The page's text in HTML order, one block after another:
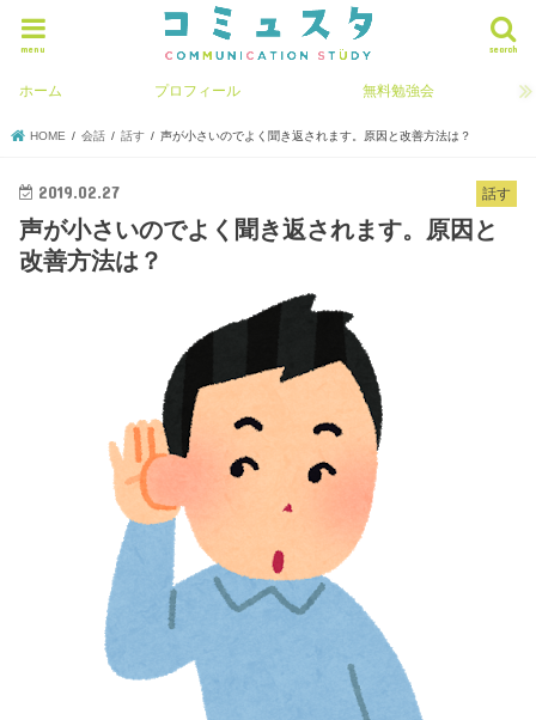
search
menu
ホーム プロフィール 無料勉強会
HOME 会話 話す 声が小さいのでよく聞き返されます。原因と改善方法は？
話す
2019.02.27
声が小さいのでよく聞き返されます。原因と
改善方法は？